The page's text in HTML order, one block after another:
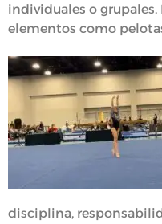
individuales o
elementos como
disciplina,